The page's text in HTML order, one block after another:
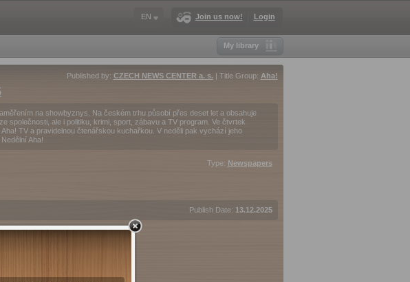
Join us now! Login
EN
My library
Published by: CZECH NEWS CENTER a. s. | Title Group: Aha!
na showbyznys. Na českém trhu působí přes deset let a obsahuje
společnosti, ale i politiku, krimi, sport, zábavu a TV program. Ve čtvrtek
TV a pravidelnou čtenářskou kuchařkou. V neděli pak vychází jeho
Aha!
Type: Newspapers
Publish Date: 13.12.2025